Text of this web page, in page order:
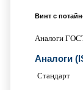
Винт с
Аналоги
Аналоги
Стандарт